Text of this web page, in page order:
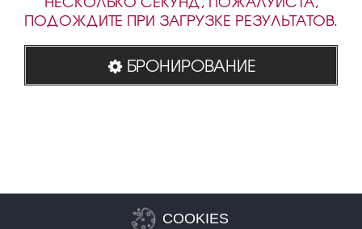
ПОДОЖДИТЕ ПРИ ЗАГРУЗКЕ РЕЗУЛЬТАТОВ.
БРОНИРОВАНИЕ
COOKIES